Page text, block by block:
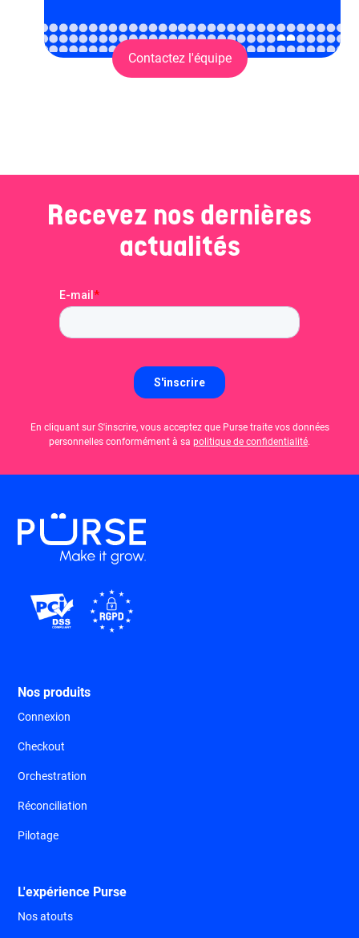
Contactez l'équipe
Recevez nos dernières
actualités
En cliquant sur S'inscrire, vous acceptez que Purse traite vos données
personnelles conformément à sa politique de confidentialité.
Nos produits
Connexion
Checkout
Orchestration
Réconciliation
Pilotage
L'expérience Purse
Nos atouts